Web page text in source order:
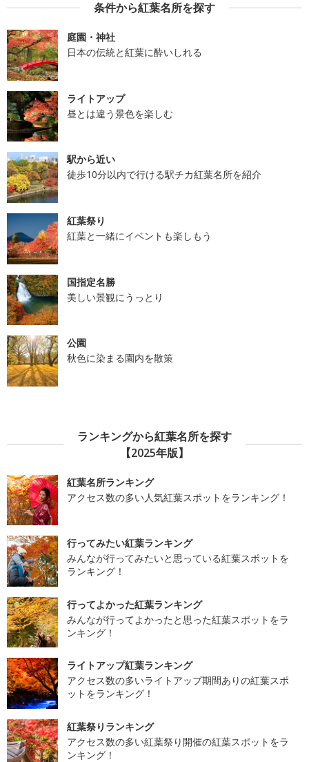
条件から紅葉名所を探す
庭園・神社
日本の伝統と紅葉に酔いしれる
ライトアップ
昼とは違う景色を楽しむ
駅から近い
徒歩10分以内で行ける駅チカ紅葉名所を紹介
紅葉祭り
紅葉と一緒にイベントも楽しもう
国指定名勝
美しい景観にうっとり
公園
秋色に染まる園内を散策
ランキングから紅葉名所を探す
【2025年版】
紅葉名所ランキング
アクセス数の多い人気紅葉スポットをランキング！
行ってみたい紅葉ランキング
みんなが行ってみたいと思っている紅葉スポットを
ランキング！
行ってよかった紅葉ランキング
みんなが行ってよかったと思った紅葉スポットをラ
ンキング！
ライトアップ紅葉ランキング
アクセス数の多いライトアップ期間ありの紅葉スポ
ットをランキング！
紅葉祭りランキング
アクセス数の多い紅葉祭り開催の紅葉スポットをラ
ンキング！